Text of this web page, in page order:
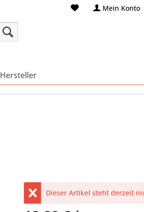
Mein Konto
Hersteller
Dieser Artikel steht derzeit